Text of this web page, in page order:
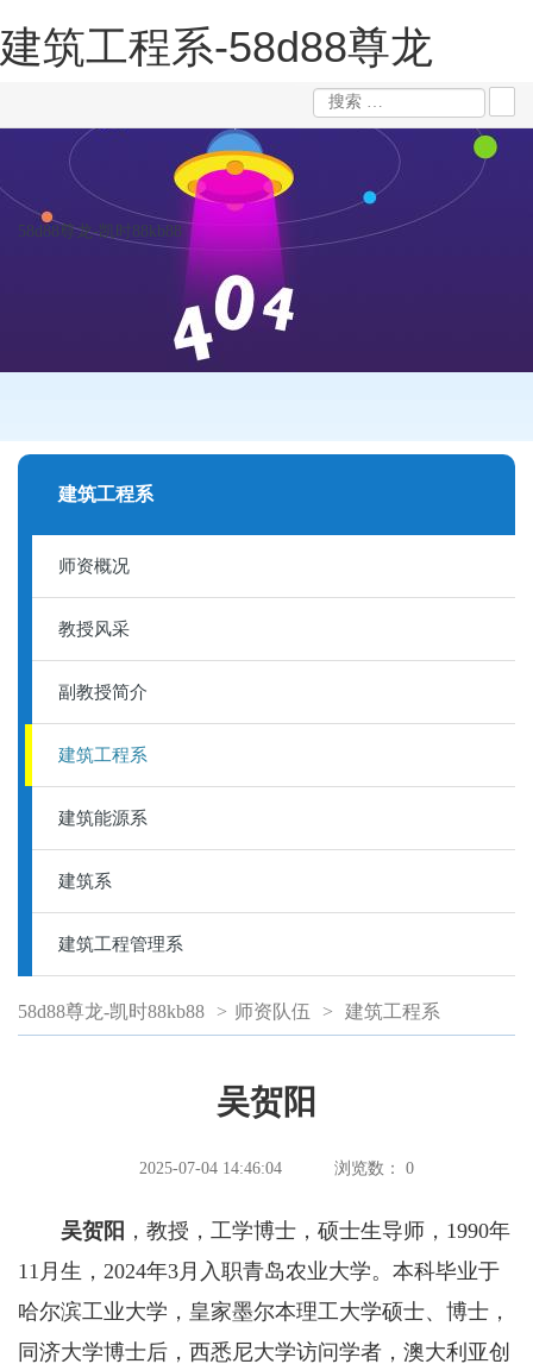
建筑工程系-58d88尊龙
58d88尊龙-凯时88kb88
建筑工程系
师资概况
教授风采
副教授简介
建筑工程系
建筑能源系
建筑系
建筑工程管理系
58d88尊龙-凯时88kb88 > 师资队伍 > 建筑工程系
吴贺阳
2025-07-04 14:46:04 浏览数： 0
吴贺阳 ，教授，工学博士，硕士生导师，1990年
11月生，2024年3月入职青岛农业大学。本科毕业于
哈尔滨工业大学，皇家墨尔本理工大学硕士、博士，
同济大学博士后，西悉尼大学访问学者，澳大利亚创